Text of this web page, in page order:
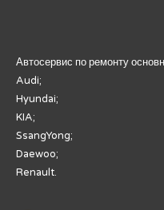
Автосервис по ремонту
Audi;
Hyundai;
KIA;
SsangYong;
Daewoo;
Renault.